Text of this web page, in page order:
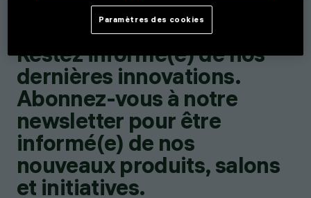
Trouver un contact
Restez informé(e) de nos
dernières innovations.
Abonnez-vous à notre
newsletter pour être
informé(e) de nos
nouveaux produits, salons
et initiatives.
Paramètres des cookies